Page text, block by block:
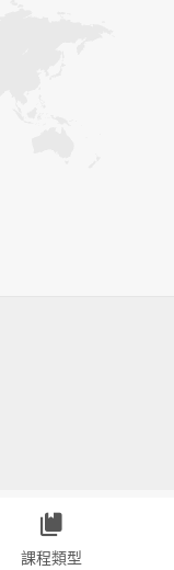
課程類型